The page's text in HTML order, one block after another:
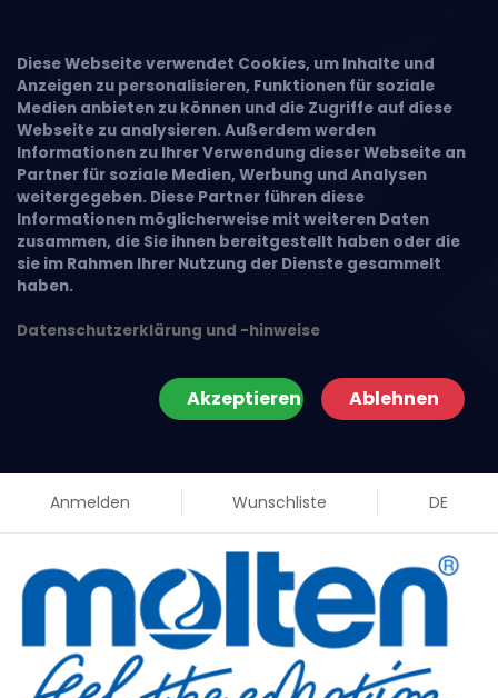
Diese Webseite verwendet Cookies, um Inhalte und
Anzeigen zu personalisieren, Funktionen für soziale
Medien anbieten zu können und die Zugriffe auf diese
Webseite zu analysieren. Außerdem werden
Informationen zu Ihrer Verwendung dieser Webseite an
Partner für soziale Medien, Werbung und Analysen
weitergegeben. Diese Partner führen diese
Informationen möglicherweise mit weiteren Daten
zusammen, die Sie ihnen bereitgestellt haben oder die
sie im Rahmen Ihrer Nutzung der Dienste gesammelt
haben.
Datenschutzerklärung und -hinweise
Ablehnen
Akzeptieren
Anmelden Wunschliste DE